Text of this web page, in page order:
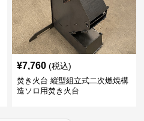
¥7,760 (税込)
焚き火台 縦型組立式二次燃焼構
造ソロ用焚き火台